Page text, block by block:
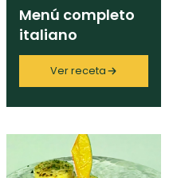
Menú completo
italiano
Ver receta